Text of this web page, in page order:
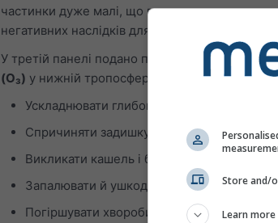
частинки дуже малі, що призводить до
негативних наслідків для здоров’я.
У третій панелі подано прогнози
(O₃) у нижній тропосфері переважно
Ускладнювати глибоке та енергійне
Спричиняти задишку та біль під час
Викликати кашель і біль або першіння в
Запалювати й ушкоджувати дихальні
Погіршувати хвороби легень, такі як
Store and/
Learn more